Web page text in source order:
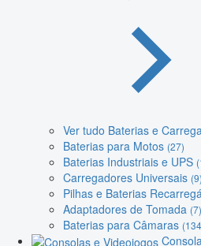
Ver tudo Baterias e
Baterias para Motos (27)
Baterias Industriais e UPS
Carregadores Universais (9)
Pilhas e Baterias
Adaptadores de Tomada (7)
Baterias para Câmaras